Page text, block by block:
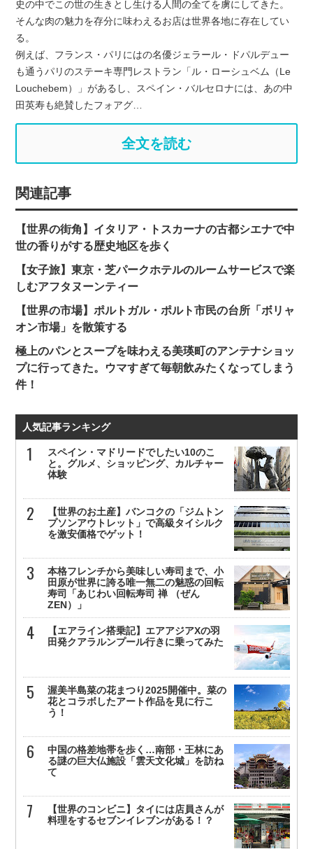
史の中でこの世の生きとし生ける人間の全てを虜にしてきた。
そんな肉の魅力を存分に味わえるお店は世界各地に存在してい
る。
例えば、フランス・パリにはの名優ジェラール・ドパルデュー
も通うパリのステーキ専門レストラン「ル・ローシュベム（Le
Louchebem）」があるし、スペイン・バルセロナには、あの中
田英寿も絶賛したフォアグ…
全文を読む
関連記事
【世界の街角】イタリア・トスカーナの古都シエナで中
世の香りがする歴史地区を歩く
【女子旅】東京・芝パークホテルのルームサービスで楽
しむアフタヌーンティー
【世界の市場】ポルトガル・ポルト市民の台所「ボリャ
オン市場」を散策する
極上のパンとスープを味わえる美瑛町のアンテナショッ
プに行ってきた。ウマすぎて毎朝飲みたくなってしまう
件！
人気記事ランキング
スペイン・マドリードでしたい10のこ
と。グルメ、ショッピング、カルチャー
体験
【世界のお土産】バンコクの「ジムトン
プソンアウトレット」で高級タイシルク
を激安価格でゲット！
本格フレンチから美味しい寿司まで、小
田原が世界に誇る唯一無二の魅惑の回転
寿司「あじわい回転寿司 禅 （ぜん
ZEN）」
【エアライン搭乗記】エアアジアXの羽
田発クアラルンプール行きに乗ってみた
渥美半島菜の花まつり2025開催中。菜の
花とコラボしたアート作品を見に行こ
う！
中国の格差地帯を歩く…南部・王林にあ
る謎の巨大仏施設「雲天文化城」を訪ね
て
【世界のコンビニ】タイには店員さんが
料理をするセブンイレブンがある！？